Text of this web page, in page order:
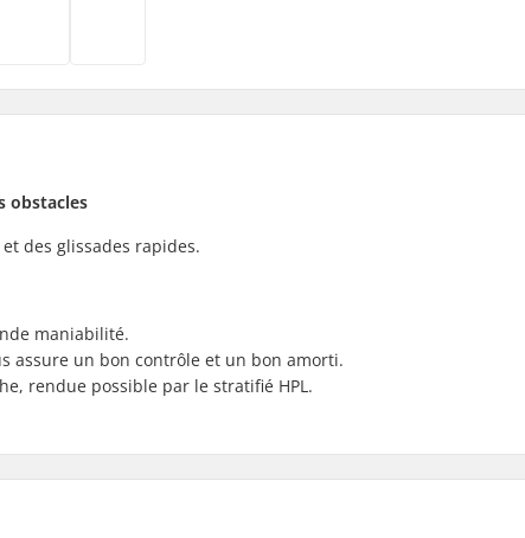
obstacles
des glissades rapides.
maniabilité.
assure un bon contrôle et un bon amorti.
rendue possible par le stratifié HPL.